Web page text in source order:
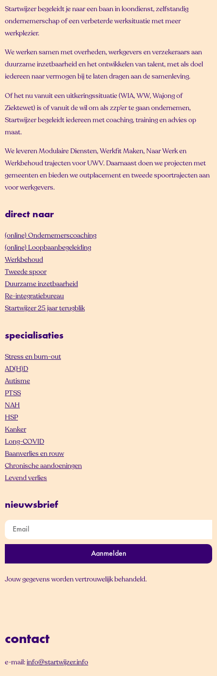
Startwijzer begeleidt je naar een baan in loondienst, zelfstandig
ondernemerschap of een verbeterde werksituatie met meer
werkplezier.
We werken samen met overheden, werkgevers en verzekeraars aan
duurzame inzetbaarheid en het ontwikkelen van talent, met als doel
iedereen naar vermogen bij te laten dragen aan de samenleving.
Of het nu vanuit een uitkeringssituatie (WIA, WW, Wajong of
Ziektewet) is of vanuit de wil om als zzp’er te gaan ondernemen,
Startwijzer begeleidt iedereen met coaching, training en advies op
maat.
We leveren Modulaire Diensten, Werkfit Maken, Naar Werk en
Werkbehoud trajecten voor UWV. Daarnaast doen we projecten met
gemeenten en bieden we outplacement en tweede spoortrajecten aan
voor werkgevers.
direct naar
(online) Ondernemerscoaching
(online) Loopbaanbegeleiding
Werkbehoud
Tweede spoor
Duurzame inzetbaarheid
Re-integratiebureau
Startwijzer 25 jaar terugblik
specialisaties
Stress en burn-out
AD(H)D
Autisme
PTSS
NAH
HSP
Kanker
Long-COVID
Baanverlies en rouw
Chronische aandoeningen
Levend verlies
nieuwsbrief
Aanmelden
Jouw gegevens worden vertrouwelijk behandeld.
contact
e-mail:info@startwijzer.info